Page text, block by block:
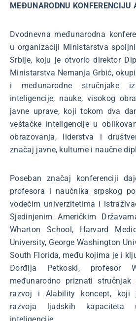
MEĐUNARODNU
Dvodnevna međunarodna
u organizaciji Ministarstva
Srbije, koju je otvorio direktor
Ministarstva Nemanja Grbić,
i međunarodne stručnjake
inteligencije, nauke, visokog
javne uprave, koji tokom dva
veštačke inteligencije u
obrazovanja, liderstva i
značaj javne, kulturne i naučne
Poseban značaj konferenciji
profesora i naučnika srpskog
vodećim univerzitetima i
Sjedinjenim Američkim
Wharton School, Harvard
University, George Washington
South Florida, među kojima je i
Đorđija Petkoski, profesor
međunarodno priznati
razvoj i Alability koncept, koji
razvoja ljudskih kapaciteta